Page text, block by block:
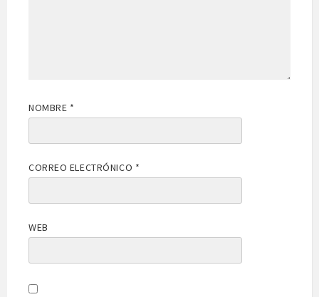
NOMBRE *
CORREO ELECTRÓNICO *
WEB